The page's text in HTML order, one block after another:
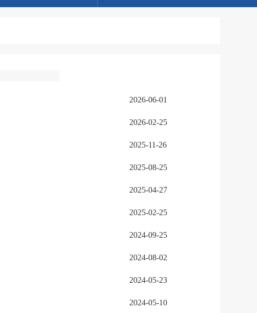
2026-06-01
2026-02-25
2025-11-26
2025-08-25
2025-04-27
2025-02-25
2024-09-25
2024-08-02
2024-05-23
2024-05-10